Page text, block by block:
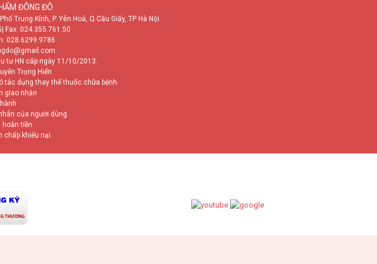
ĐÔNG ĐÔ
Trung Kính, P. Yên Hoà, Q.Cầu Giấy, TP Hà Nội
| Fax: 024.355.761.50
028.6299.9786
tư HN cấp ngày 11/10/2013.
Trọng Hiển
tác dụng thay thế thuốc chữa bệnh
giao nhận
của người dùng
hoàn tiền
chấp khiếu nại